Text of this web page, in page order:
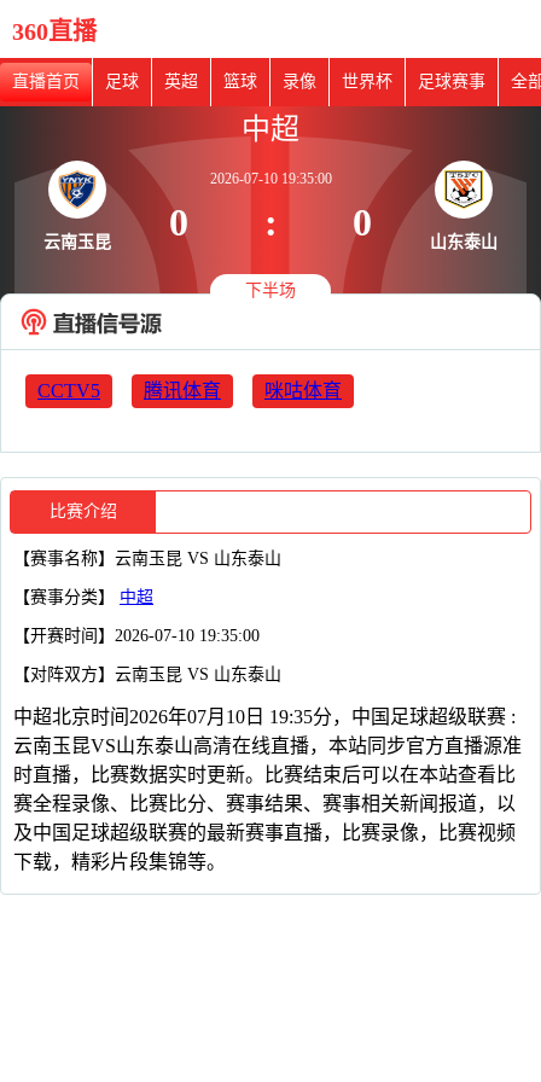
360直播
直播首页 足球 英超 篮球 录像 世界杯 足球赛事 全
云南玉昆
中超
2026-07-10 19:35:00
0 : 0
下半场
山东泰山
CCTV5 腾讯体育 咪咕体育
比赛介绍
【赛事名称】云南玉昆 VS 山东泰山
【赛事分类】 中超
【开赛时间】2026-07-10 19:35:00
【对阵双方】云南玉昆 VS 山东泰山
中超北京时间2026年07月10日 19:35分，中国足球超级联赛 :
云南玉昆VS山东泰山高清在线直播，本站同步官方直播源准
时直播，比赛数据实时更新。比赛结束后可以在本站查看比
赛全程录像、比赛比分、赛事结果、赛事相关新闻报道，以
及中国足球超级联赛的最新赛事直播，比赛录像，比赛视频
下载，精彩片段集锦等。